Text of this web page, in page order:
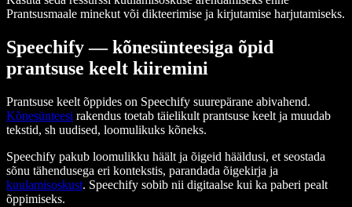
Prantsusmaale minekut või dikteerimise ja kirjutamise harjutamiseks.
Speechify — kõnesünteesiga õpid
prantsuse keelt kiiremini
Prantsuse keelt õppides on Speechify suurepärane abivahend.
Kõnesünteesi rakendus toetab täielikult prantsuse keelt ja muudab
tekstid, sh uudised, loomulikuks kõneks.
Speechify pakub loomulikku häält ja õigeid hääldusi, et seostada
sõnu tähendusega eri kontekstis, parandada õigekirja ja
kuulamisoskust. Speechify sobib nii digitaalse kui ka paberi pealt
õppimiseks.